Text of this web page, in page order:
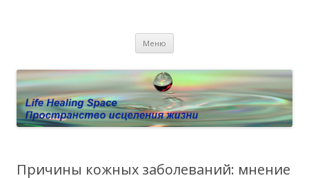
Личный сайт Елены Барымовой
исцелении воспоминанием и ренкарнационике. Услуги.
Меню
Причины кожных заболеваний: мнение